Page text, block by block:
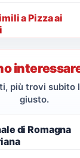
a Pizza ai
più trovi subito
giusto.
di Romagna